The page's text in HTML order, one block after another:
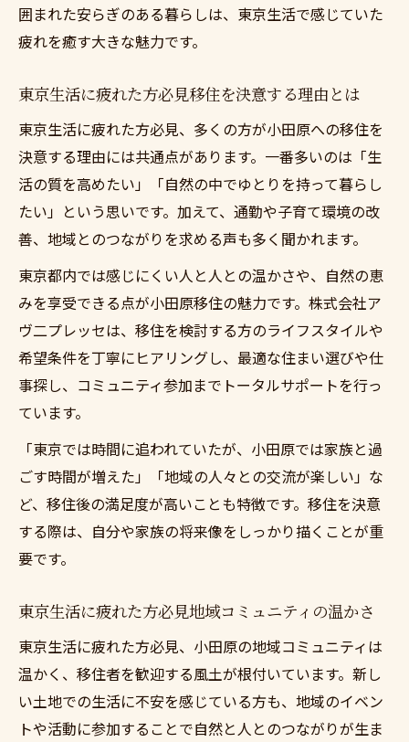
囲まれた安らぎのある暮らしは、東京生活で感じていた
疲れを癒す大きな魅力です。
東京生活に疲れた方必見移住を決意する理由とは
東京生活に疲れた方必見、多くの方が小田原への移住を
決意する理由には共通点があります。一番多いのは「生
活の質を高めたい」「自然の中でゆとりを持って暮らし
たい」という思いです。加えて、通勤や子育て環境の改
善、地域とのつながりを求める声も多く聞かれます。
東京都内では感じにくい人と人との温かさや、自然の恵
みを享受できる点が小田原移住の魅力です。株式会社ア
ヴ二プレッセは、移住を検討する方のライフスタイルや
希望条件を丁寧にヒアリングし、最適な住まい選びや仕
事探し、コミュニティ参加までトータルサポートを行っ
ています。
「東京では時間に追われていたが、小田原では家族と過
ごす時間が増えた」「地域の人々との交流が楽しい」な
ど、移住後の満足度が高いことも特徴です。移住を決意
する際は、自分や家族の将来像をしっかり描くことが重
要です。
東京生活に疲れた方必見地域コミュニティの温かさ
東京生活に疲れた方必見、小田原の地域コミュニティは
温かく、移住者を歓迎する風土が根付いています。新し
い土地での生活に不安を感じている方も、地域のイベン
トや活動に参加することで自然と人とのつながりが生ま